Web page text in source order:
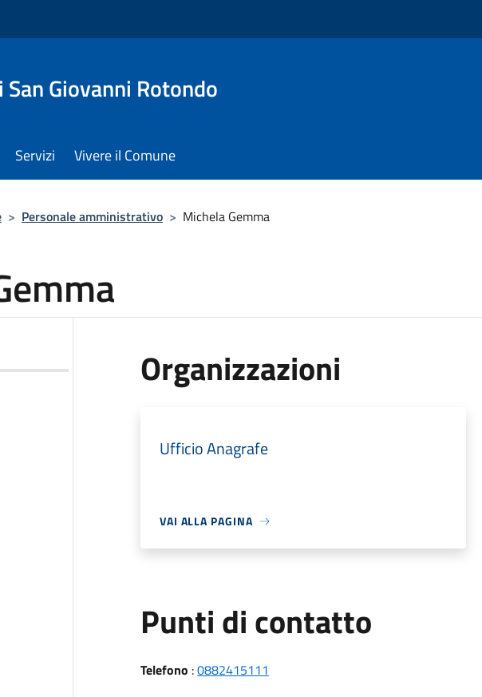
San Giovanni Rotondo
Servizi Vivere il Comune
> Personale amministrativo > Michela Gemma
Organizzazioni
Ufficio Anagrafe
VAI ALLA PAGINA
Punti di contatto
Telefono :0882415111